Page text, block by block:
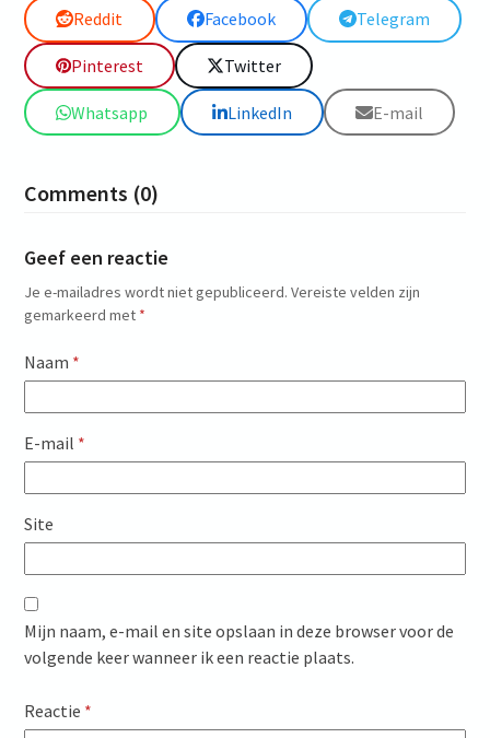
Reddit Facebook Telegram
Pinterest Twitter
Whatsapp LinkedIn E-mail
Comments (0)
Geef een reactie
Je e-mailadres wordt niet gepubliceerd. Vereiste velden zijn
gemarkeerd met *
Naam *
E-mail *
Site
Mijn naam, e-mail en site opslaan in deze browser voor de
volgende keer wanneer ik een reactie plaats.
Reactie *